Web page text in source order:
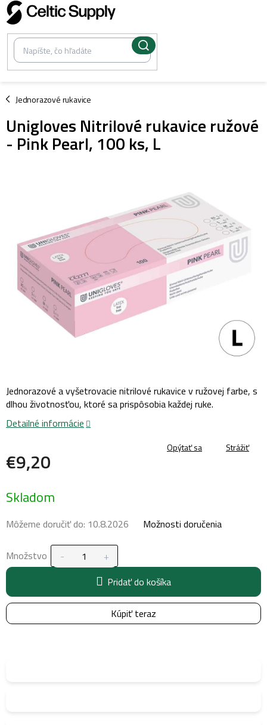
Prejsť
na
obsah
Jednorazové rukavice
/
Unigloves Nitrilové rukavice ružové
- Pink Pearl, 100 ks, L
€9,20
cena:
Skladom
Môžeme doručiť do: 10.8.2026 Možnosti doručenia
Množstvo
Pridať do košíka
Kúpiť teraz
Jednorazové a vyšetrovacie nitrilové rukavice v ružovej farbe, s
dlhou životnosťou, ktoré sa prispôsobia každej ruke.
Detailné informácie
Opýtať sa Strážiť